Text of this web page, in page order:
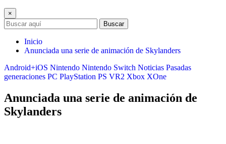
×
Buscar
Inicio
Anunciada una serie de animación de Skylanders
Android+iOS Nintendo Nintendo Switch Noticias Pasadas
generaciones PC PlayStation PS VR2 Xbox XOne
Anunciada una serie de animación de
Skylanders